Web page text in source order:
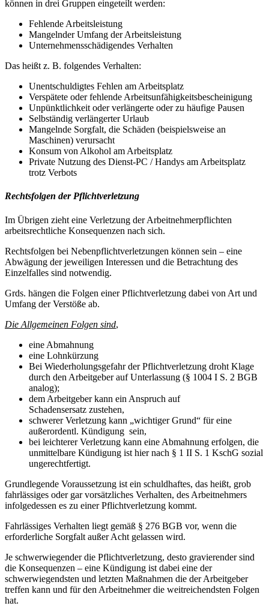
können in drei Gruppen eingeteilt werden:
Fehlende Arbeitsleistung
Mangelnder Umfang der Arbeitsleistung
Unternehmensschädigendes Verhalten
Das heißt z. B. folgendes Verhalten:
Unentschuldigtes Fehlen am Arbeitsplatz
Verspätete oder fehlende Arbeitsunfähigkeitsbescheinigung
Unpünktlichkeit oder verlängerte oder zu häufige Pausen
Selbständig verlängerter Urlaub
Mangelnde Sorgfalt, die Schäden (beispielsweise an
Maschinen) verursacht
Konsum von Alkohol am Arbeitsplatz
Private Nutzung des Dienst-PC / Handys am Arbeitsplatz
trotz Verbots
Rechtsfolgen der Pflichtverletzung
Im Übrigen zieht eine Verletzung der Arbeitnehmerpflichten
arbeitsrechtliche Konsequenzen nach sich.
Rechtsfolgen bei Nebenpflichtverletzungen können sein – eine
Abwägung der jeweiligen Interessen und die Betrachtung des
Einzelfalles sind notwendig.
Grds. hängen die Folgen einer Pflichtverletzung dabei von Art und
Umfang der Verstöße ab.
Die Allgemeinen Folgen sind,
eine Abmahnung
eine Lohnkürzung
Bei Wiederholungsgefahr der Pflichtverletzung droht Klage
durch den Arbeitgeber auf Unterlassung (§ 1004 I S. 2 BGB
analog);
dem Arbeitgeber kann ein Anspruch auf
Schadensersatz zustehen,
schwerer Verletzung kann „wichtiger Grund“ für eine
außerordentl. Kündigung sein,
bei leichterer Verletzung kann eine Abmahnung erfolgen, die
unmittelbare Kündigung ist hier nach § 1 II S. 1 KschG sozial
ungerechtfertigt.
Grundlegende Voraussetzung ist ein schuldhaftes, das heißt, grob
fahrlässiges oder gar vorsätzliches Verhalten, des Arbeitnehmers
infolgedessen es zu einer Pflichtverletzung kommt.
Fahrlässiges Verhalten liegt gemäß § 276 BGB vor, wenn die
erforderliche Sorgfalt außer Acht gelassen wird.
Je schwerwiegender die Pflichtverletzung, desto gravierender sind
die Konsequenzen – eine Kündigung ist dabei eine der
schwerwiegendsten und letzten Maßnahmen die der Arbeitgeber
treffen kann und für den Arbeitnehmer die weitreichendsten Folgen
hat.